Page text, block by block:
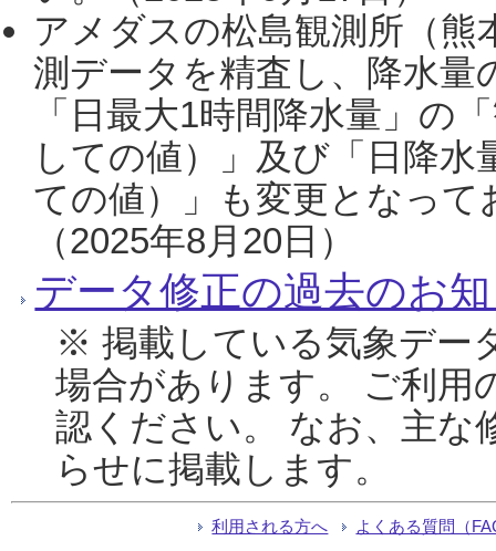
アメダスの松島観測所（熊
測データを精査し、降水
「日最大1時間降水量」の
しての値）」及び「日降
ての値）」も変更となっ
（2025年8月20日）
データ修正の過去のお
※ 掲載している気象デー
場合があります。 ご利用
認ください。 なお、主な
らせに掲載します。
利用される方へ よくある質問（